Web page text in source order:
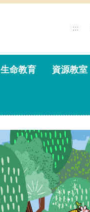
:::
生命教育 資源教室